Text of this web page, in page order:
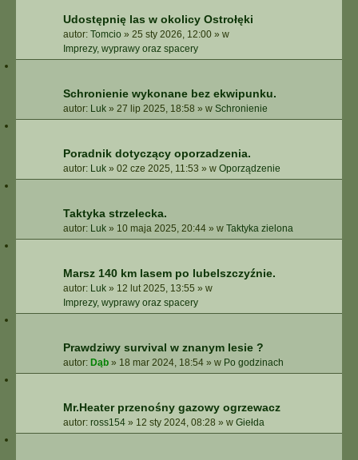
Udostępnię las w okolicy Ostrołęki
autor: Tomcio » 25 sty 2026, 12:00 » w
Imprezy, wyprawy oraz spacery
Schronienie wykonane bez ekwipunku.
autor: Luk » 27 lip 2025, 18:58 » w Schronienie
Poradnik dotyczący oporzadzenia.
autor: Luk » 02 cze 2025, 11:53 » w Oporządzenie
Taktyka strzelecka.
autor: Luk » 10 maja 2025, 20:44 » w Taktyka zielona
Marsz 140 km lasem po lubelszczyźnie.
autor: Luk » 12 lut 2025, 13:55 » w
Imprezy, wyprawy oraz spacery
Prawdziwy survival w znanym lesie ?
autor: Dąb » 18 mar 2024, 18:54 » w Po godzinach
Mr.Heater przenośny gazowy ogrzewacz
autor: ross154 » 12 sty 2024, 08:28 » w Giełda